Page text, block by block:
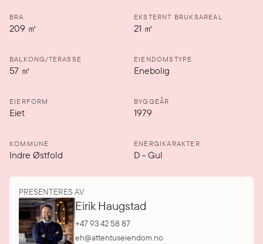
BRA
209 ㎡
EKSTERNT BRUKSAREAL
21 ㎡
BALKONG/TERASSE
57 ㎡
EIENDOMSTYPE
Enebolig
EIERFORM
Eiet
BYGGEÅR
1979
KOMMUNE
Indre Østfold
ENERGIKARAKTER
D-Gul
PRESENTERES AV
Eirik Haugstad
+47 93 42 58 87
eh@attentuseiendom.no